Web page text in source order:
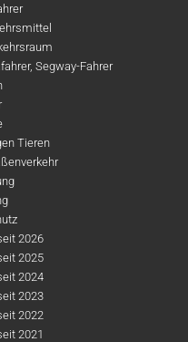
Segway-Fahrer
Tieren
2026
2025
2024
2023
2022
2021